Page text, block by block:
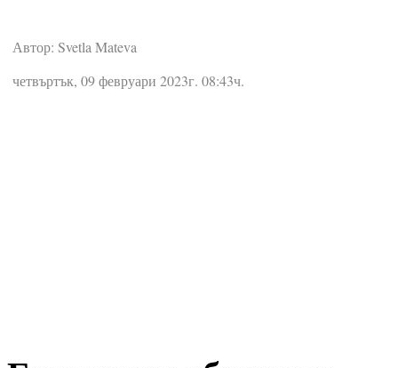
Автор: Svetla Mateva
четвъртък, 09 февруари 2023г. 08:43ч.